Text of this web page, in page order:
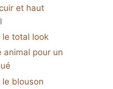
et haut
le total look
animal pour un
le blouson